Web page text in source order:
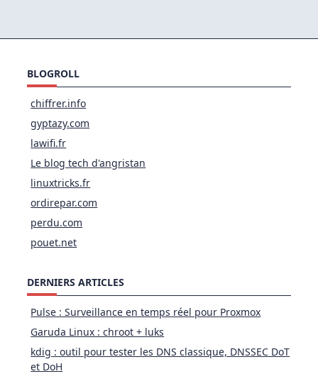
BLOGROLL
chiffrer.info
gyptazy.com
lawifi.fr
Le blog tech d'angristan
linuxtricks.fr
ordirepar.com
perdu.com
pouet.net
DERNIERS ARTICLES
Pulse : Surveillance en temps réel pour Proxmox
Garuda Linux : chroot + luks
kdig : outil pour tester les DNS classique, DNSSEC DoT
et DoH